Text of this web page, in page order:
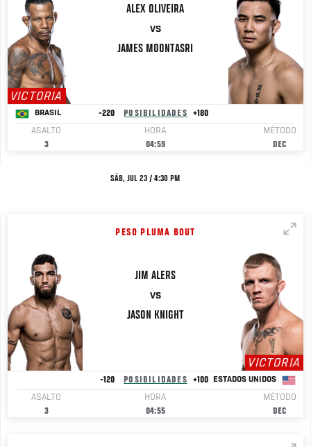
VICTORIA
ALEX OLIVEIRA
VS
JAMES MOONTASRI
BRASIL -220 POSIBILIDADES
+180
ASALTO
3
HORA
04:59
MÉTODO
DEC
SÁB, JUL 23 / 4:30 PM
PESO PLUMA BOUT
JIM ALERS
VS
JASON KNIGHT
VICTORIA
-120 POSIBILIDADES +100 ESTADOS UNIDOS
ASALTO
3
HORA
04:55
MÉTODO
DEC